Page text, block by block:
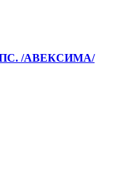
/АВЕКСИМА/